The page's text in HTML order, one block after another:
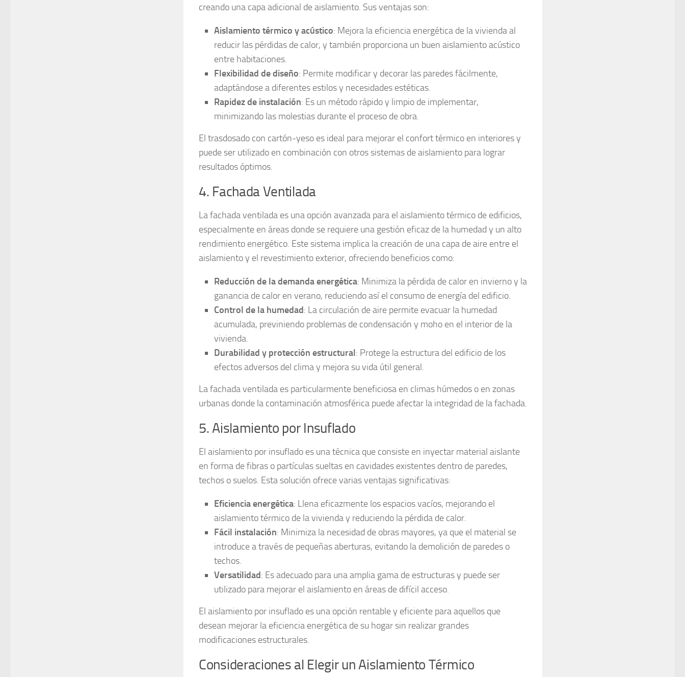
creando una capa adicional de aislamiento. Sus ventajas son:
Aislamiento térmico y acústico: Mejora la eficiencia energética de la vivienda al
reducir las pérdidas de calor, y también proporciona un buen aislamiento acústico
entre habitaciones.
Flexibilidad de diseño: Permite modificar y decorar las paredes fácilmente,
adaptándose a diferentes estilos y necesidades estéticas.
Rapidez de instalación: Es un método rápido y limpio de implementar,
minimizando las molestias durante el proceso de obra.
El trasdosado con cartón-yeso es ideal para mejorar el confort térmico en interiores y
puede ser utilizado en combinación con otros sistemas de aislamiento para lograr
resultados óptimos.
4. Fachada Ventilada
La fachada ventilada es una opción avanzada para el aislamiento térmico de edificios,
especialmente en áreas donde se requiere una gestión eficaz de la humedad y un alto
rendimiento energético. Este sistema implica la creación de una capa de aire entre el
aislamiento y el revestimiento exterior, ofreciendo beneficios como:
Reducción de la demanda energética: Minimiza la pérdida de calor en invierno y la
ganancia de calor en verano, reduciendo así el consumo de energía del edificio.
Control de la humedad: La circulación de aire permite evacuar la humedad
acumulada, previniendo problemas de condensación y moho en el interior de la
vivienda.
Durabilidad y protección estructural: Protege la estructura del edificio de los
efectos adversos del clima y mejora su vida útil general.
La fachada ventilada es particularmente beneficiosa en climas húmedos o en zonas
urbanas donde la contaminación atmosférica puede afectar la integridad de la fachada.
5. Aislamiento por Insuflado
El aislamiento por insuflado es una técnica que consiste en inyectar material aislante
en forma de fibras o partículas sueltas en cavidades existentes dentro de paredes,
techos o suelos. Esta solución ofrece varias ventajas significativas:
Eficiencia energética: Llena eficazmente los espacios vacíos, mejorando el
aislamiento térmico de la vivienda y reduciendo la pérdida de calor.
Fácil instalación: Minimiza la necesidad de obras mayores, ya que el material se
introduce a través de pequeñas aberturas, evitando la demolición de paredes o
techos.
Versatilidad: Es adecuado para una amplia gama de estructuras y puede ser
utilizado para mejorar el aislamiento en áreas de difícil acceso.
El aislamiento por insuflado es una opción rentable y eficiente para aquellos que
desean mejorar la eficiencia energética de su hogar sin realizar grandes
modificaciones estructurales.
Consideraciones al Elegir un Aislamiento Térmico